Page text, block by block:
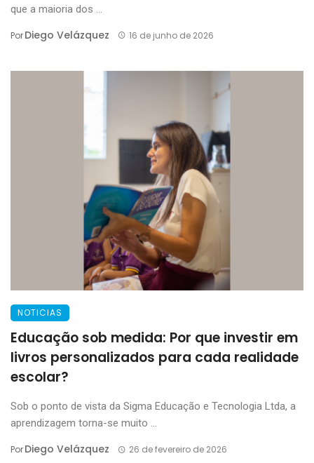
que a maioria dos ...
PorDiego Velázquez 16 de junho de 2026
NOTICIAS
Educação sob medida: Por que investir em
livros personalizados para cada realidade
escolar?
Sob o ponto de vista da Sigma Educação e Tecnologia Ltda, a
aprendizagem torna-se muito ...
PorDiego Velázquez 26 de fevereiro de 2026